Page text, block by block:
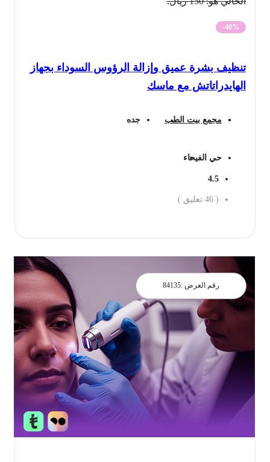
-40%
تنظيف بشرة عميق وإزالة الرؤوس السوداء بجهاز
الهايدراتاتش مع ماسك
مجمع بيت الطب جده
حي الفيحاء
4.5
46 تعليق )
رقم العرض : 84135